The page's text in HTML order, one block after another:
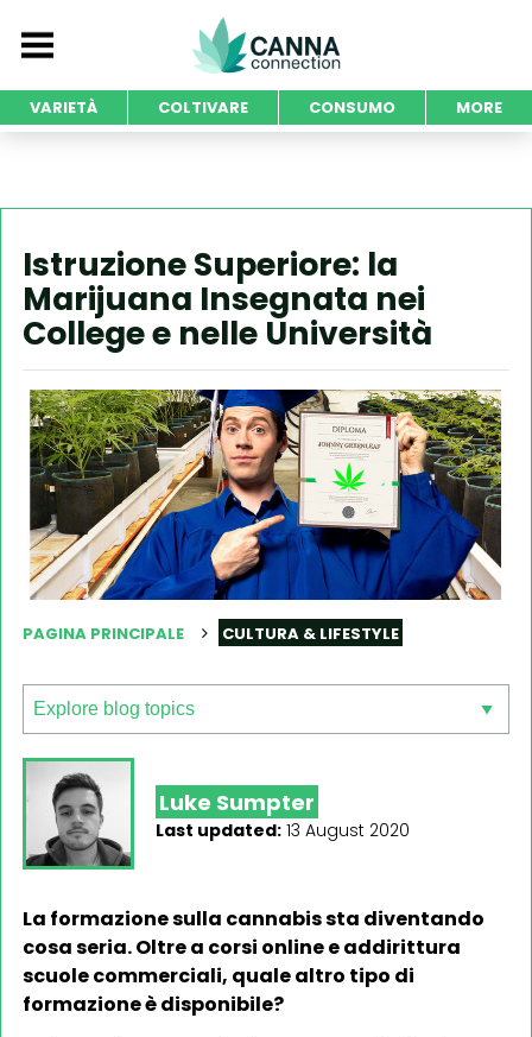
VARIETÀ COLTIVARE CONSUMO MORE
Istruzione Superiore: la
Marijuana Insegnata nei
College e nelle Università
PAGINA PRINCIPALE CULTURA & LIFESTYLE
Luke Sumpter
Last updated: 13 August 2020
La formazione sulla cannabis sta diventando
cosa seria. Oltre a corsi online e addirittura
scuole commerciali, quale altro tipo di
formazione è disponibile?